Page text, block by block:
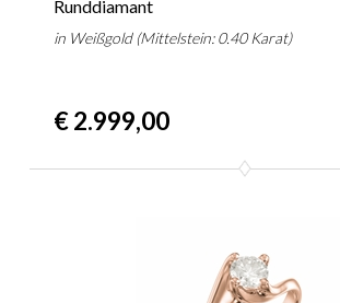
Runddiamant
in Weißgold (Mittelstein: 0.40 Karat)
€ 2.999,00